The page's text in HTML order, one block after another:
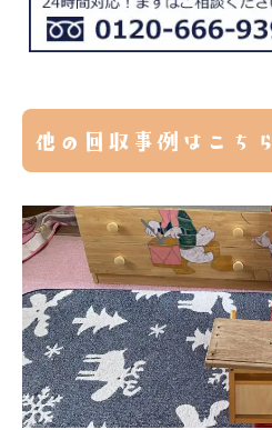
他の回収事例はこちら